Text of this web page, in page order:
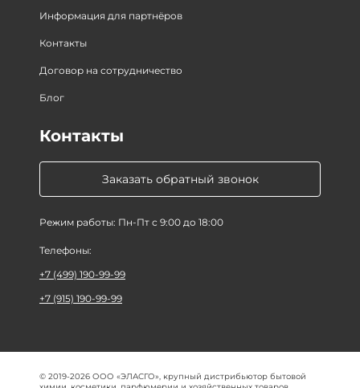
Информация для партнёров
Контакты
Договор на сотрудничество
Блог
Заказать обратный звонок
Режим работы: Пн-Пт с 9:00 до 18:00
Контакты
Телефоны:
+7 (499) 190-99-99
+7 (915) 190-99-99
© 2019-2026 ООО «ЭЛАСГО», крупный дистрибьютор бытовой